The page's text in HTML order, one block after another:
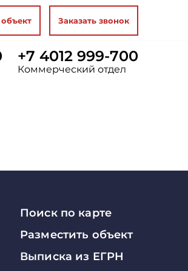
Заказать звонок
+7 4012 999-700
Коммерческий отдел
Поиск по карте
Разместить объект
Выписка из ЕГРН